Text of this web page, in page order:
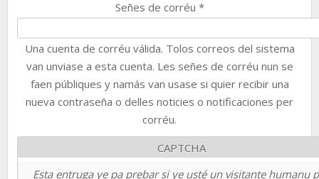
Señes de corréu *
Una cuenta de corréu válida. Tolos correos del sistema
van unviase a esta cuenta. Les señes de corréu nun se
faen públiques y namás van usase si quier recibir una
nueva contraseña o delles noticies o notificaciones per
corréu.
CAPTCHA
Esta entruga ye pa prebar si ye usté un visitante humanu